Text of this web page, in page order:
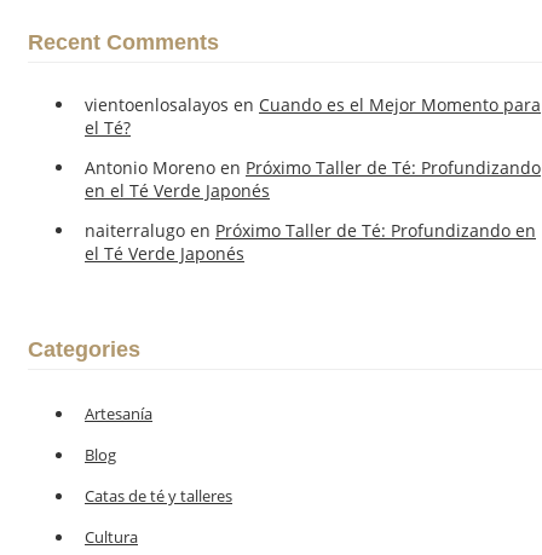
Recent Comments
vientoenlosalayos en Cuando es el Mejor Momento para
el Té?
Antonio Moreno en Próximo Taller de Té: Profundizando
en el Té Verde Japonés
naiterralugo en Próximo Taller de Té: Profundizando en
el Té Verde Japonés
Categories
Artesanía
Blog
Catas de té y talleres
Cultura